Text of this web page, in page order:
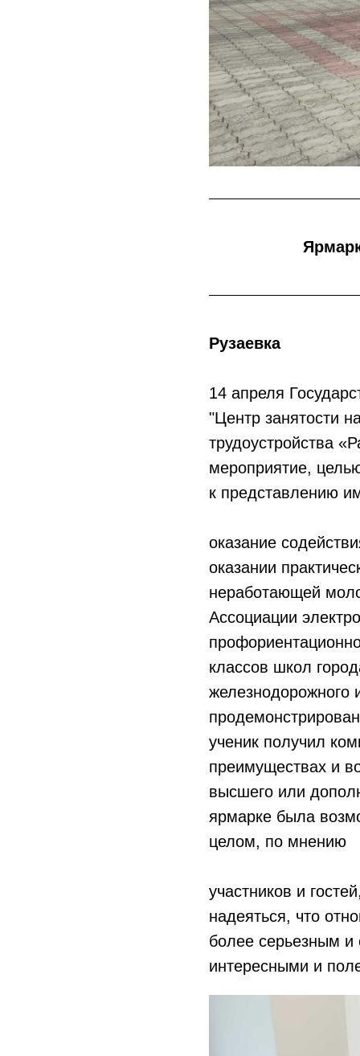
Рузаевка
14 апреля
"Центр занятости
трудоустройства
мероприятие,
к представлению
оказание
оказании
неработающей
Ассоциации
классов школ
железнодорожного
ученик получил
преимуществах и
высшего или
ярмарке была
целом, по мнению
участников и
надеяться, что
более серьезным и
интересными и